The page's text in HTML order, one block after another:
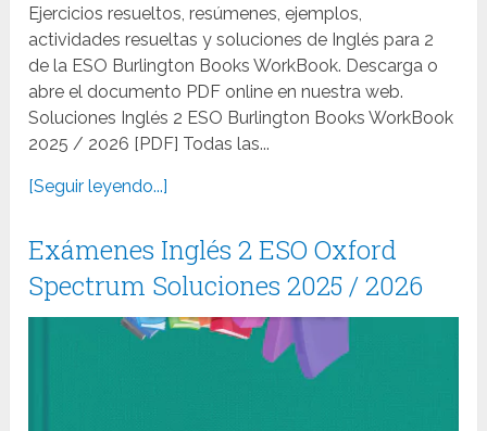
Ejercicios resueltos, resúmenes, ejemplos,
actividades resueltas y soluciones de Inglés para 2
de la ESO Burlington Books WorkBook. Descarga o
abre el documento PDF online en nuestra web.
Soluciones Inglés 2 ESO Burlington Books WorkBook
2025 / 2026 [PDF] Todas las...
[Seguir leyendo...]
Exámenes Inglés 2 ESO Oxford
Spectrum Soluciones 2025 / 2026